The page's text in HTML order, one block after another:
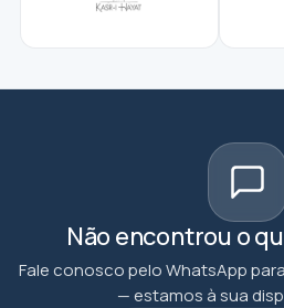
Não encontrou o
Fale conosco pelo WhatsApp
— estamos à sua